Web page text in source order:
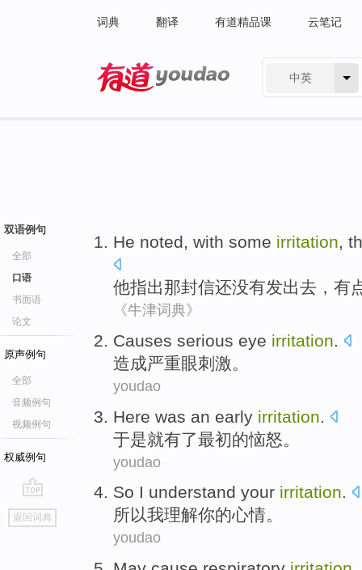
词典 翻译 有道精品课 云笔记
中英
双语例句
全部
口语
书面语
论文
原声例句
全部
音频例句
视频例句
权威例句
go
top
返回词典
He noted, with some irritation,
他指出那封信还没有发出去， 有
《牛津词典》
Causes serious eye irritation.
造成严重眼刺激。
youdao
Here was an early irritation
于是就有了最初的恼怒 。
youdao
So I understand your irritation.
所以我理解你的心情。
youdao